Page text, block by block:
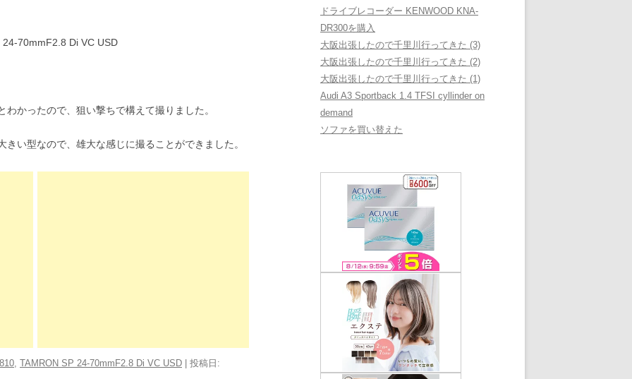
70mmF2.8 Di VC USD
かったので、狙い撃ちで構えて撮りました。
い型なので、雄大な感じに撮ることができました。
, TAMRON SP 24-70mmF2.8 Di VC USD | 投稿日:
ドライブレコーダー KENWOOD KNA-
DR300を購入
大阪出張したので千里川行ってきた (3)
大阪出張したので千里川行ってきた (2)
大阪出張したので千里川行ってきた (1)
Audi A3 Sportback 1.4 TFSI cyllinder on
demand
ソファを買い替えた